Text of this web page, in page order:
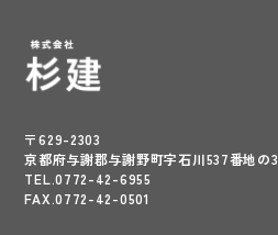
〒629-2303
京都府与謝郡与謝野町字石川537番地の3
TEL.0772-42-6955
FAX.0772-42-0501